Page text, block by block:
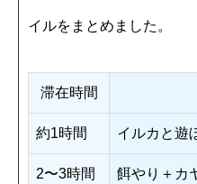
イルをまとめました。
滞在時間
約1時間 イルカと遊
2〜3時間 餌やり＋カ